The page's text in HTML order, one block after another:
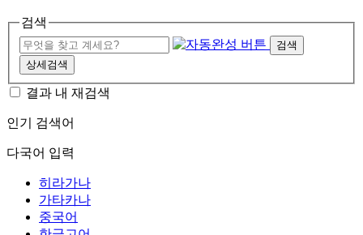
검색
검색
상세검색
결과 내 재검색
인기 검색어
다국어 입력
히라가나
가타카나
중국어